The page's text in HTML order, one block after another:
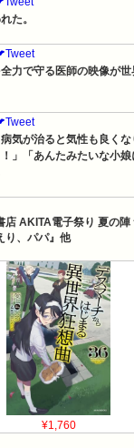
た。
力で守る医師の映像が
気が治ると気性も良く
」「あんたみたいな小
AKITA電子祭り 夏の
り、パパ』他
¥1,760